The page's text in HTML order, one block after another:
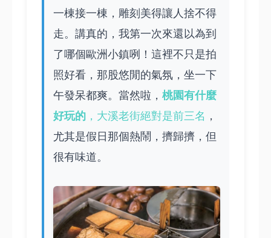
一棟接一棟，雕刻美得讓人捨不得
走。講真的，我第一次來還以為到
了哪個歐洲小鎮咧！這裡不只是拍
照好看，那股悠閒的氣氛，坐一下
午發呆都爽。當然啦， 桃園有什麼
好玩的 ，大溪老街絕對是前三名 ，
尤其是假日那個熱鬧，擠歸擠，但
很有味道。